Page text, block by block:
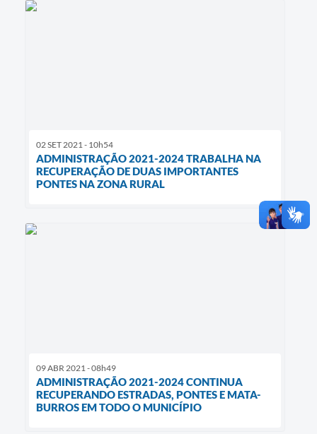
02 SET 2021 - 10h54
ADMINISTRAÇÃO 2021-2024 TRABALHA NA
RECUPERAÇÃO DE DUAS IMPORTANTES
PONTES NA ZONA RURAL
09 ABR 2021 - 08h49
ADMINISTRAÇÃO 2021-2024 CONTINUA
RECUPERANDO ESTRADAS, PONTES E MATA-
BURROS EM TODO O MUNICÍPIO